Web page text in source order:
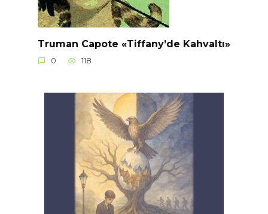
Truman Capote «Tiffany’de Kahvaltı»
0 118